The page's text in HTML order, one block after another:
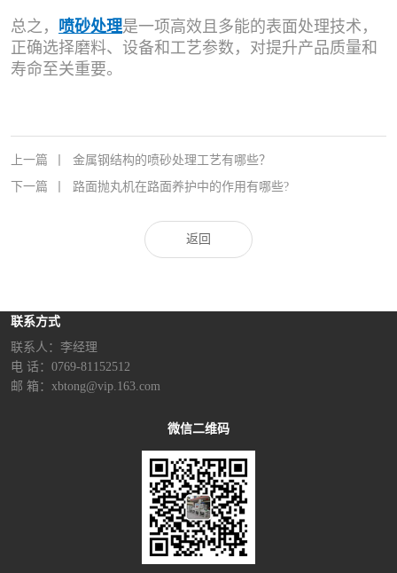
总之， 喷砂处理是一项高效且多能的表面处理技术，
正确选择磨料、设备和工艺参数，对提升产品质量和
寿命至关重要。
上一篇
金属钢结构的喷砂处理工艺有哪些？
下一篇
路面抛丸机在路面养护中的作用有哪些?
返回
联系方式
联系人：李经理‬
电 话：0769-81152512
邮 箱：xbtong@vip.163.com
微信二维码